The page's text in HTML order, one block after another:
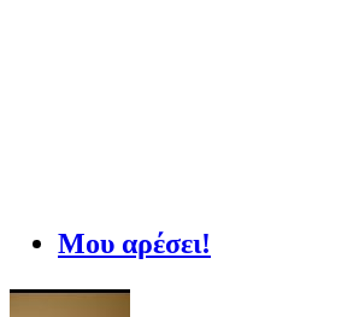
Μου αρέσει!